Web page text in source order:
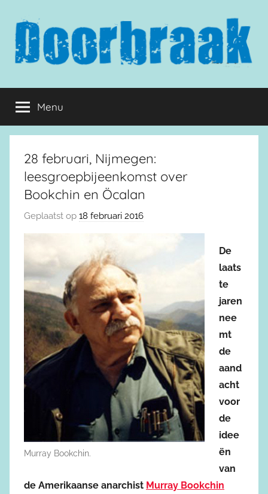
inhoud
springen
Doorbraak.eu
Menu
28 februari, Nijmegen:
leesgroepbijeenkomst over
Bookchin en Öcalan
Geplaatst op 18 februari 2016
Murray Bookchin.
De
laats
te
jaren
nee
mt
de
aand
acht
voor
de
idee
ën
van
de Amerikaanse anarchist Murray Bookchin